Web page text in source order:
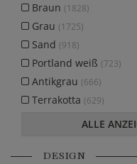
Braun (1828)
Grau (1725)
Sand (918)
Portland weiß (723)
Antikgrau (666)
Terrakotta (629)
ALLE
DESIGN